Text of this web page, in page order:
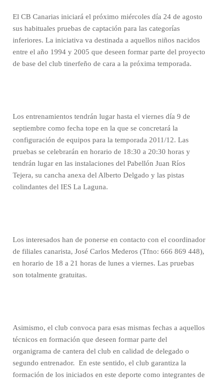
El CB Canarias iniciará el próximo miércoles día 24 de agosto
sus habituales pruebas de captación para las categorías
inferiores. La iniciativa va destinada a aquellos niños nacidos
entre el año 1994 y 2005 que deseen formar parte del proyecto
de base del club tinerfeño de cara a la próxima temporada.
Los entrenamientos tendrán lugar hasta el viernes día 9 de
septiembre como fecha tope en la que se concretará la
configuración de equipos para la temporada 2011/12. Las
pruebas se celebrarán en horario de 18:30 a 20:30 horas y
tendrán lugar en las instalaciones del Pabellón Juan Ríos
Tejera, su cancha anexa del Alberto Delgado y las pistas
colindantes del IES La Laguna.
Los interesados han de ponerse en contacto con el coordinador
de filiales canarista, José Carlos Mederos (Tfno: 666 869 448),
en horario de 18 a 21 horas de lunes a viernes. Las pruebas
son totalmente gratuitas.
Asimismo, el club convoca para esas mismas fechas a aquellos
técnicos en formación que deseen formar parte del
organigrama de cantera del club en calidad de delegado o
segundo entrenador. En este sentido, el club garantiza la
formación de los iniciados en este deporte como integrantes de